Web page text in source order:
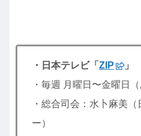
・日本テレビ「 ZIP
」
・毎週 月曜日〜金曜日
・総合司会：水卜麻美
ー）